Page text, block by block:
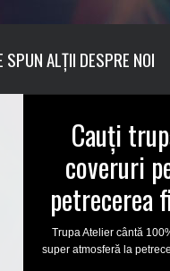
SPUN ALȚII DESPRE NOI
Cauți
coveruri
petrecerea
Trupa Atelier cântă
super atmosferă la